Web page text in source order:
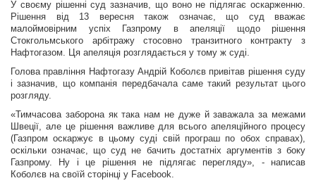
У своєму рішенні суд зазначив, що воно не підлягає оскарженню.
Рішення від 13 вересня також означає, що суд вважає
малоймовірним успіх Газпрому в апеляції щодо рішення
Стокгольмського арбітражу стосовно транзитного контракту з
Нафтогазом. Ця апеляція розглядається у тому ж суді.
Голова правління Нафтогазу Андрій Коболєв привітав рішення суду
і зазначив, що компанія передбачала саме такий результат цього
розгляду.
«Тимчасова заборона як така нам не дуже й заважала за межами
Швеції, але це рішення важливе для всього апеляційного процесу
(Газпром оскаржує в цьому суді свій програш по обох справах),
оскільки означає, що суд не бачить достатніх аргументів з боку
Газпрому. Ну і це рішення не підлягає перегляду», - написав
Коболєв на своїй сторінці у Facebook.